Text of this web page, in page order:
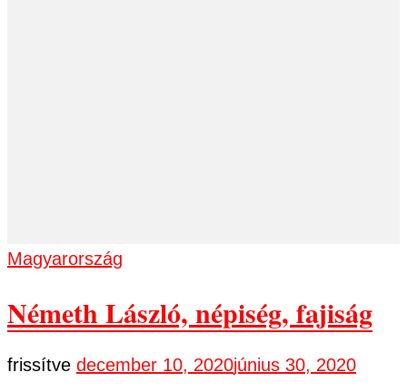
Magyarország
Németh László, népiség, fajiság
frissítve december 10, 2020június 30, 2020